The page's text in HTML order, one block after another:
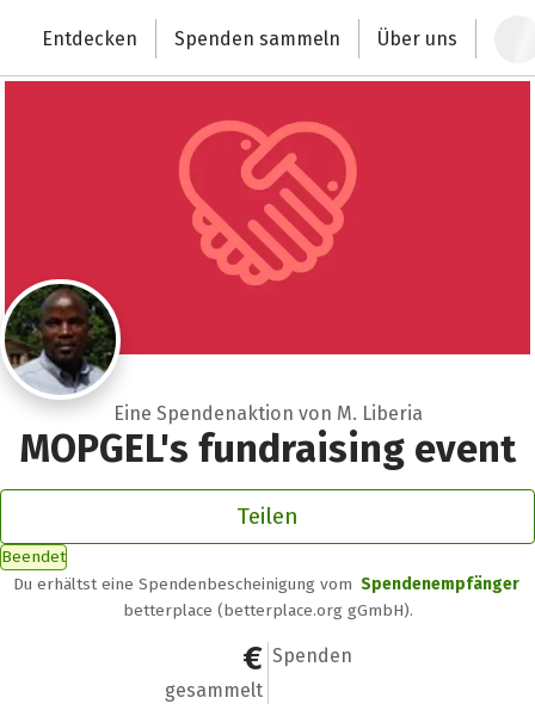
Deutschlands größte Spendenplattform
Entdecken Spenden sammeln Über uns
Eine Spendenaktion von M. Liberia
MOPGEL's fundraising event
Teilen
Beendet
Du erhältst eine Spendenbescheinigung vom Spendenempfänger
betterplace (betterplace.org gGmbH).
0 €
gesammelt
0
Spenden